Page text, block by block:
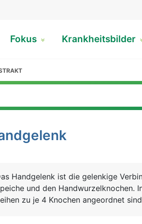
Fokus Krankheitsbilder
Handgelenk ist die gelenkige
und den Handwurzelknochen.
zu je 4 Knochen angeordnet